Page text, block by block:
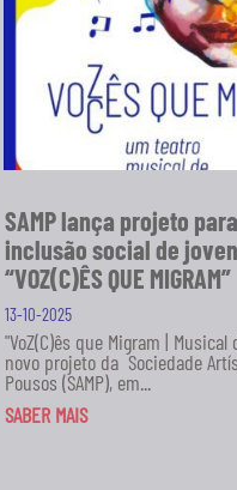
SAMP lança projeto
inclusão social de
“VOZ(C)ÊS QUE MIGRAM”
13-10-2025
"VoZ(C)ês que Migram |
novo projeto da Sociedade
Pousos (SAMP), em...
SABER MAIS